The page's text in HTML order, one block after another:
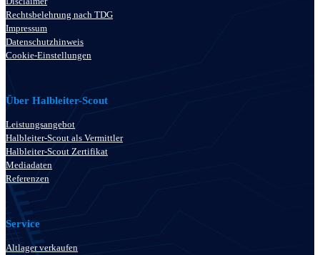
Rechtsbelehrung nach TDG
Impressum
Datenschutzhinweis
Cookie-Einstellungen
Über Halbleiter-Scout
Leistungsangebot
Halbleiter-Scout als Vermittler
Halbleiter-Scout Zertifikat
Mediadaten
Referenzen
Service
Altlager verkaufen